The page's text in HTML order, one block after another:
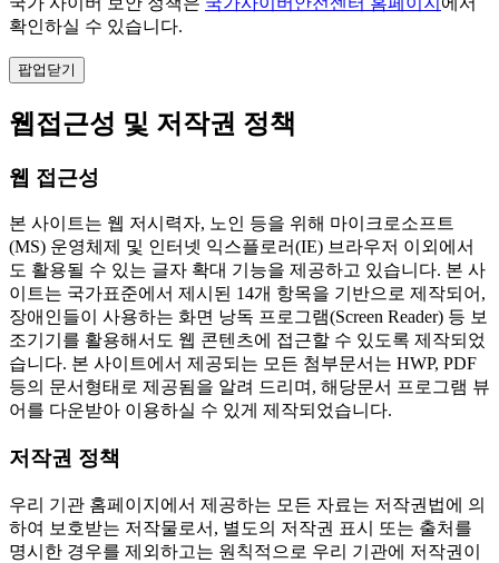
확인하실 수 있습니다.
팝업닫기
웹접근성 및 저작권 정책
웹 접근성
본 사이트는 웹 저시력자, 노인 등을 위해 마이크로소프트
(MS) 운영체제 및 인터넷 익스플로러(IE) 브라우저 이외에서
도 활용될 수 있는 글자 확대 기능을 제공하고 있습니다. 본 사
이트는 국가표준에서 제시된 14개 항목을 기반으로 제작되어,
장애인들이 사용하는 화면 낭독 프로그램(Screen Reader) 등 보
조기기를 활용해서도 웹 콘텐츠에 접근할 수 있도록 제작되었
습니다. 본 사이트에서 제공되는 모든 첨부문서는 HWP, PDF
등의 문서형태로 제공됨을 알려 드리며, 해당문서 프로그램 뷰
어를 다운받아 이용하실 수 있게 제작되었습니다.
저작권 정책
우리 기관 홈페이지에서 제공하는 모든 자료는 저작권법에 의
하여 보호받는 저작물로서, 별도의 저작권 표시 또는 출처를
명시한 경우를 제외하고는 원칙적으로 우리 기관에 저작권이